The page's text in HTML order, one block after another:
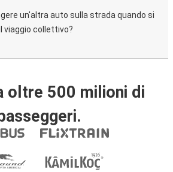
un'altra auto sulla strada quando si
viaggio collettivo?
oltre 500 milioni di